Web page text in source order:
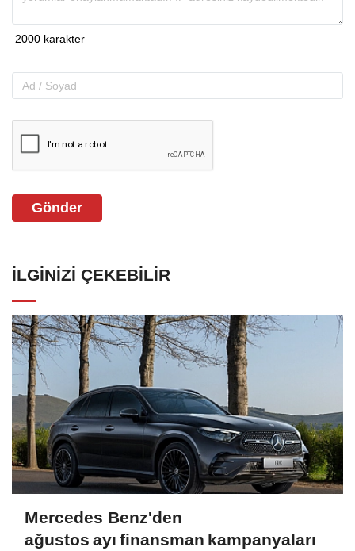
Gönder
İLGINIZI ÇEKEBILIR
Mercedes Benz'den
ağustos ayı finansman kampanyaları